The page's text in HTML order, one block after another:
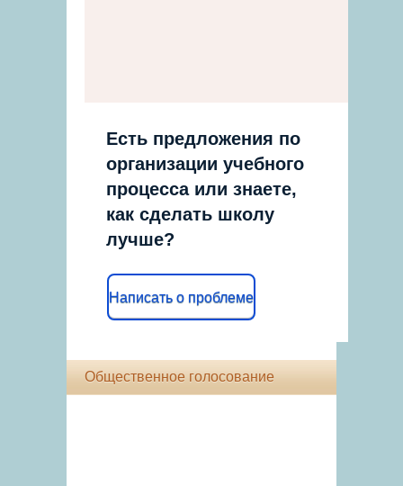
Есть предложения по
организации учебного
процесса или знаете,
как сделать школу
лучше?
Написать о проблеме
Общественное голосование